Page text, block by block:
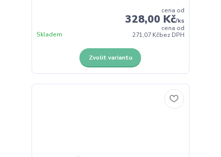
cena od
328,00 Kč/ks
cena od
271,07 Kčbez DPH
Skladem
Zvolit variantu